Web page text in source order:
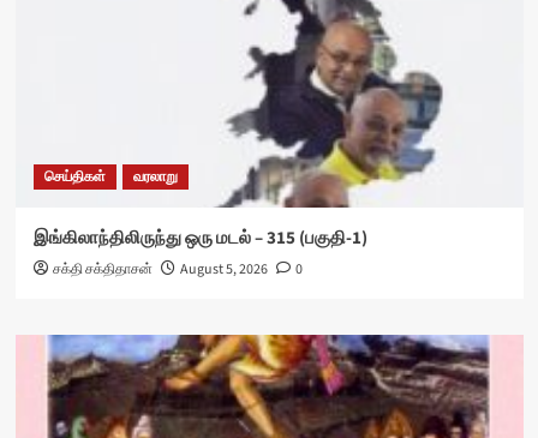
செய்திகள் வரலாறு
இங்கிலாந்திலிருந்து ஒரு மடல் – 315 (பகுதி-1)
சக்தி சக்திதாசன் August 5, 2026 0